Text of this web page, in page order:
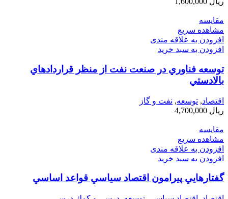
مقایسه
مشاهده سریع
افزودن به علاقه مندی
افزودن به سبد خرید
توسعه فناوري در صنعت نفت از منظر قراردادهاي
بالادستي
اقتصاد, توسعه, نفت و گاز
ریال
مقایسه
مشاهده سریع
افزودن به علاقه مندی
افزودن به سبد خرید
گفتارهايي پيرامون اقتصاد سياسي قواعد اساسي